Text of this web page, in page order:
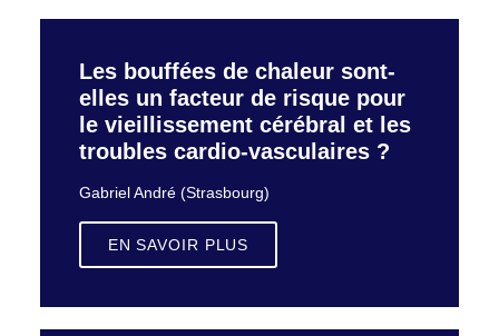
Les bouffées de chaleur sont-
elles un facteur de risque pour
le vieillissement cérébral et les
troubles cardio-vasculaires ?
Gabriel André (Strasbourg)
EN SAVOIR PLUS